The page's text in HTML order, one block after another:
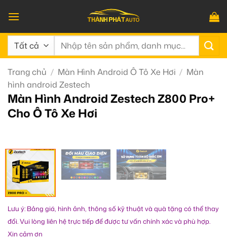
qua
nội
dung
Tìm
Trang chủ / Màn Hình Android Ô Tô Xe Hơi / Màn
hình android Zestech
Màn Hình Android Zestech Z800 Pro+
Cho Ô Tô Xe Hơi
Lưu ý: Bảng giá, hình ảnh, thông số kỹ thuật và quà tặng có thể thay
đổi. Vui lòng liên hệ trực tiếp để được tư vấn chính xác và phù hợp.
Xin cảm ơn